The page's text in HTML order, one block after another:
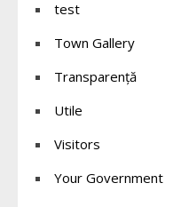
test
Town Gallery
Transparență
Utile
Visitors
Your Government